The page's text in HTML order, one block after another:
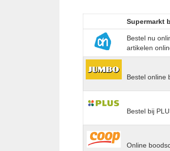
Supermarkt
Bestel nu
artikelen
Bestel online
Bestel bij
Online